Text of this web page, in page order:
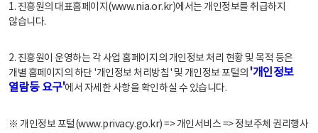
1. 진흥원의 대표홈페이지(www.nia.or.kr)에서는 개인정보를 취급하지
않습니다.
2. 진흥원이 운영하는 각 사업 홈페이지의 개인정보 처리 현황 및 목적 등은
개별 홈페이지의 하단 '개인정보 처리방침' 및 개인정보 포털의 '개인정보
열람등 요구'에서 자세한 사항을 확인하실 수 있습니다.
※ 개인정보 포털(www.privacy.go.kr) => 개인서비스 => 정보주체 권리행사